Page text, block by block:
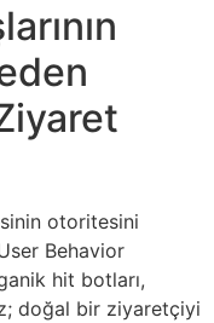
otoritesini
Behavior
hit botları,
doğal bir ziyaretçiyi